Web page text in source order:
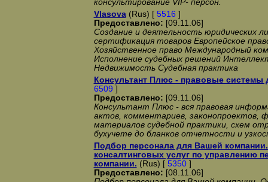
консультирование VIP- персон.
Vlasova(Rus) [ 5516 ]
Предоставлено: [09.11.06]
Создание и деятельность юридических
сертификация товаров Европейское
Хозяйственное право Международный
Исполнение судебных решений
Недвижимость Судебная практика
Консультант Плюс - правовые системы
6509 ]
Предоставлено: [09.11.06]
Консультант Плюс - вся правовая
актов, комментариев, законопроектов,
материалов судебной практики, схем
бухучете до бланков отчетности и
Подбор персонала для Вашей
консалтинговых услуг по управлению
компании. (Rus) [ 5350]
Предоставлено: [08.11.06]